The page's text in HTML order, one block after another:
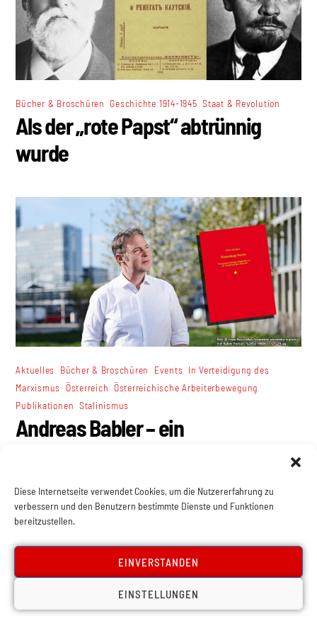
Diese Internetseite verwendet Cookies, um die Nutzererfahrung zu
verbessern und den Benutzern bestimmte Dienste und Funktionen
bereitzustellen.
EINVERSTANDEN
EINSTELLUNGEN
Bücher & Broschüren Geschichte 1914-1945 ,Staat & Revolution
Als der „rote Papst“ abtrünnig
wurde
Aktuelles Bücher & Broschüren Events In Verteidigung des
Marxismus
Österreich Österreichische Arbeiterbewegung
Publikationen Stalinismus
Andreas Babler – ein